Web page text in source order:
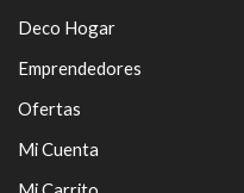
Deco Hogar
Emprendedores
Ofertas
Mi Cuenta